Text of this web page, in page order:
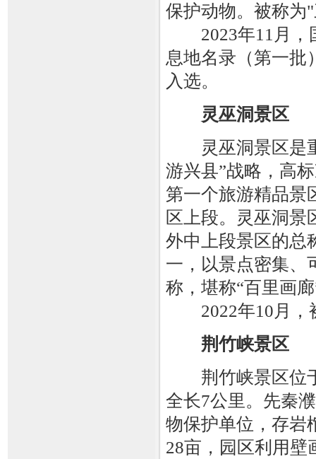
保护动物。被称为
2023年11月，
息地名录（第一批
入选。
灵巫洞景区
灵巫洞景区是重
游兴县”战略，高
第一个旅游精品景
区上段。灵巫洞景
外中上段景区的总
一，以景点密集、
称，堪称“百里画
2022年10月，
荆竹峡景区
荆竹峡景区位
全长7公里。先秦
物保护单位，存岩
28亩，园区利用壁